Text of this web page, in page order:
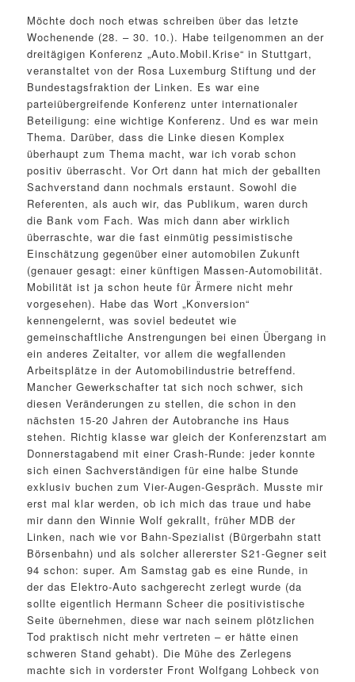
Möchte doch noch etwas schreiben über das letzte
Wochenende (28. – 30. 10.). Habe teilgenommen an der
dreitägigen Konferenz „Auto.Mobil.Krise“ in Stuttgart,
veranstaltet von der Rosa Luxemburg Stiftung und der
Bundestagsfraktion der Linken. Es war eine
parteiübergreifende Konferenz unter internationaler
Beteiligung: eine wichtige Konferenz. Und es war mein
Thema. Darüber, dass die Linke diesen Komplex
überhaupt zum Thema macht, war ich vorab schon
positiv überrascht. Vor Ort dann hat mich der geballten
Sachverstand dann nochmals erstaunt. Sowohl die
Referenten, als auch wir, das Publikum, waren durch
die Bank vom Fach. Was mich dann aber wirklich
überraschte, war die fast einmütig pessimistische
Einschätzung gegenüber einer automobilen Zukunft
(genauer gesagt: einer künftigen Massen-Automobilität.
Mobilität ist ja schon heute für Ärmere nicht mehr
vorgesehen). Habe das Wort „Konversion“
kennengelernt, was soviel bedeutet wie
gemeinschaftliche Anstrengungen bei einen Übergang in
ein anderes Zeitalter, vor allem die wegfallenden
Arbeitsplätze in der Automobilindustrie betreffend.
Mancher Gewerkschafter tat sich noch schwer, sich
diesen Veränderungen zu stellen, die schon in den
nächsten 15-20 Jahren der Autobranche ins Haus
stehen. Richtig klasse war gleich der Konferenzstart am
Donnerstagabend mit einer Crash-Runde: jeder konnte
sich einen Sachverständigen für eine halbe Stunde
exklusiv buchen zum Vier-Augen-Gespräch. Musste mir
erst mal klar werden, ob ich mich das traue und habe
mir dann den Winnie Wolf gekrallt, früher MDB der
Linken, nach wie vor Bahn-Spezialist (Bürgerbahn statt
Börsenbahn) und als solcher allererster S21-Gegner seit
94 schon: super. Am Samstag gab es eine Runde, in
der das Elektro-Auto sachgerecht zerlegt wurde (da
sollte eigentlich Hermann Scheer die positivistische
Seite übernehmen, diese war nach seinem plötzlichen
Tod praktisch nicht mehr vertreten – er hätte einen
schweren Stand gehabt). Die Mühe des Zerlegens
machte sich in vorderster Front Wolfgang Lohbeck von